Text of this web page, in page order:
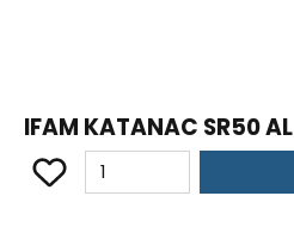
IFAM KATANAC SR50 AL